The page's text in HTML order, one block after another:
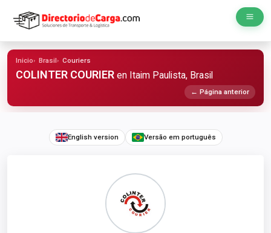
Inicio Brasil Couriers
COLINTER COURIER en Itaim Paulista, Brasil
← Página anterior
English version Versão em português